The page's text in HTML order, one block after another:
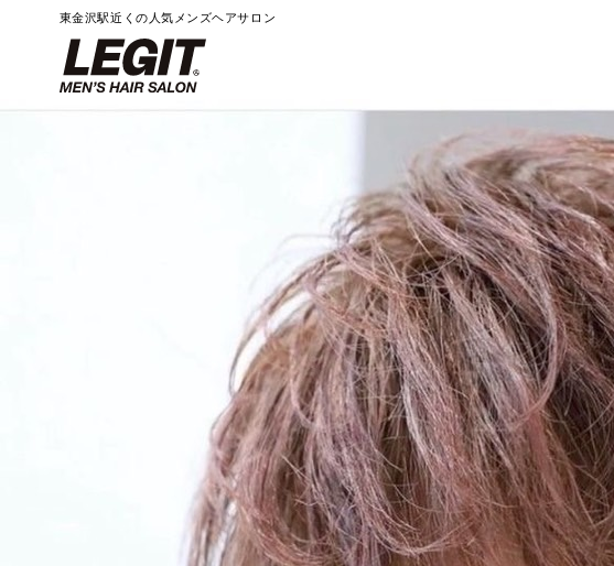
東金沢駅近くの人気メンズヘアサロン